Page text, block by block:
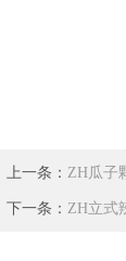
上一条： ZH瓜子
下一条： ZH立式